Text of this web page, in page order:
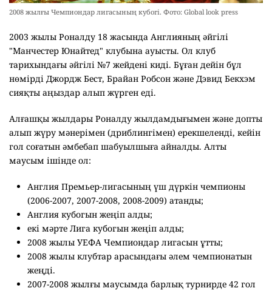
2008 жылғы Чемпиондар лигасының кубогі. Фото: Global look press
2003 жылы Роналду 18 жасында Англияның әйгілі
"Манчестер Юнайтед" клубына ауысты. Ол клуб
тарихындағы әйгілі №7 жейдені киді. Бұған дейін бұл
нөмірді Джордж Бест, Брайан Робсон және Дэвид Бекхэм
сияқты аңыздар алып жүрген еді.
Алғашқы жылдары Роналду жылдамдығымен және допты
алып жүру мәнерімен (дриблингімен) ерекшеленді, кейін
гол соғатын әмбебап шабуылшыға айналды. Алты
маусым ішінде ол:
Англия Премьер-лигасының үш дүркін чемпионы
(2006-2007, 2007-2008, 2008-2009) атанды;
Англия кубогын жеңіп алды;
екі мәрте Лига кубогын жеңіп алды;
2008 жылы УЕФА Чемпиондар лигасын ұтты;
2008 жылы клубтар арасындағы әлем чемпионатын
жеңді.
2007-2008 жылғы маусымда барлық турнирде 42 гол